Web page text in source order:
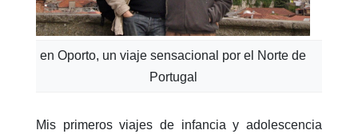
en Oporto, un viaje sensacional por el Norte de
Portugal
Mis primeros viajes de infancia y adolescencia